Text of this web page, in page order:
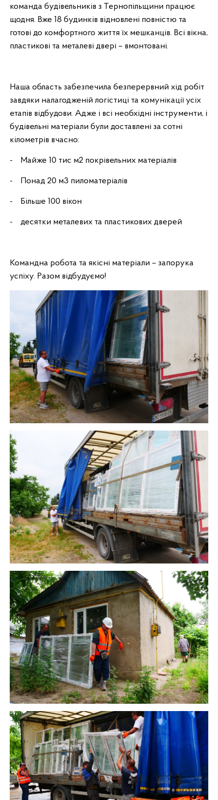
команда будівельників з Тернопільщини працює
щодня. Вже 18 будинків відновлені повністю та
готові до комфортного життя їх мешканців. Всі вікна,
пластикові та металеві двері – вмонтовані.
Наша область забезпечила безперервний хід робіт
завдяки налагодженій логістиці та комунікації усіх
етапів відбудови. Адже і всі необхідні інструменти, і
будівельні матеріали були доставлені за сотні
кілометрів вчасно:
- Майже 10 тис м2 покрівельних матеріалів
- Понад 20 м3 пиломатеріалів
- Більше 100 вікон
- десятки металевих та пластикових дверей
Командна робота та якісні матеріали – запорука
успіху. Разом відбудуємо!